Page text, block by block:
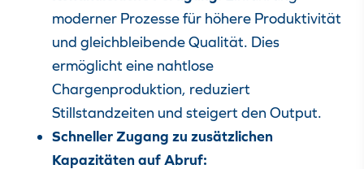
moderner Prozesse für höhere Produktivität
und gleichbleibende Qualität. Dies
ermöglicht eine nahtlose
Chargenproduktion, reduziert
Stillstandzeiten und steigert den Output.
Schneller Zugang zu zusätzlichen
Kapazitäten auf Abruf: